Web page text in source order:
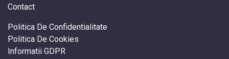
Contact
Politica De Confidentialitate
Politica De Cookies
Informatii GDPR